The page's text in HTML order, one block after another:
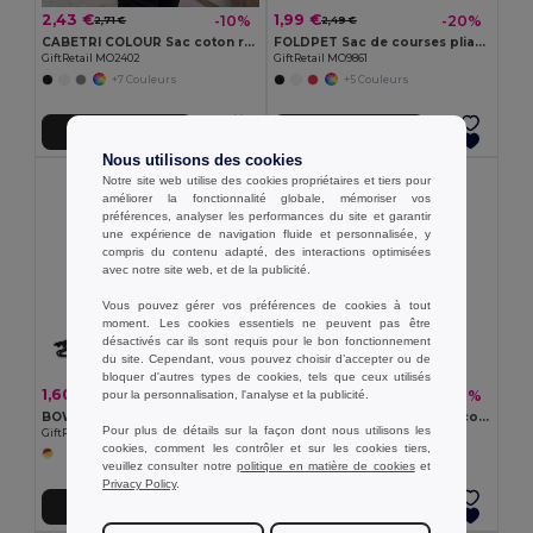
2,43 €2,71 € -10%
CABETRI COLOUR Sac coton recyclé de 140 gr/m²
GiftRetail MO2402
+7 Couleurs
1,99 €2,49 € -20%
FOLDPET Sac de courses pliable en RPET
GiftRetail MO9861
+5 Couleurs
1,60 € 2,71 € -41%
GiftRetail MO6436
2,07 €2,30 € -10%
VEGGIE Sac réutilisable filet coton
GiftRetail MO9865
Nous utilisons des cookies
Notre site web utilise des cookies propriétaires et tiers pour
améliorer la fonctionnalité globale, mémoriser vos
préférences, analyser les performances du site et garantir
une expérience de navigation fluide et personnalisée, y
compris du contenu adapté, des interactions optimisées
avec notre site web, et de la publicité.
Vous pouvez gérer vos préférences de cookies à tout
moment. Les cookies essentiels ne peuvent pas être
désactivés car ils sont requis pour le bon fonctionnement
du site. Cependant, vous pouvez choisir d’accepter ou de
bloquer d'autres types de cookies, tels que ceux utilisés
pour la personnalisation, l'analyse et la publicité.
Pour plus de détails sur la façon dont nous utilisons les
cookies, comment les contrôler et sur les cookies tiers,
veuillez consulter notrepolitique en matière de cookieset
Privacy Policy.